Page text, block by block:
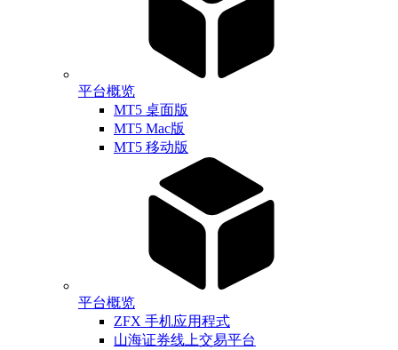
平台概览
MT5 桌面版
MT5 Mac版
MT5 移动版
平台概览
ZFX 手机应用程式
山海证券线上交易平台